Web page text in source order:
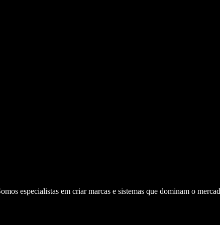
especialistas em criar marcas e sistemas que dominam o